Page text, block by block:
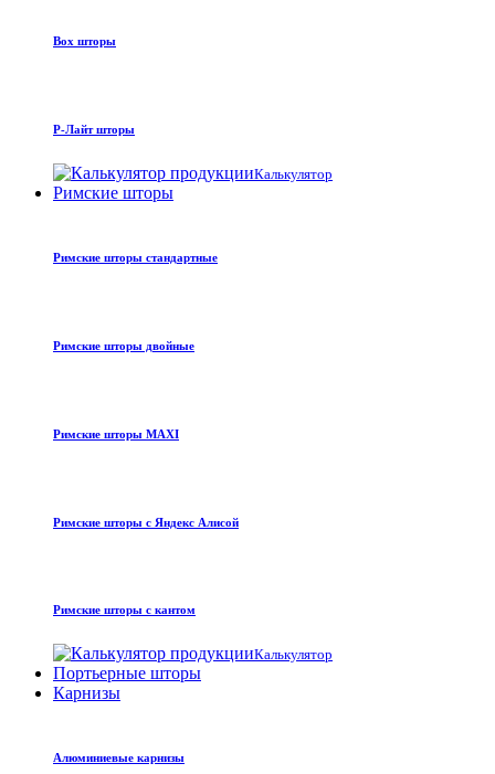
Box шторы
Р-Лайт шторы
Калькулятор
Римские шторы
Римские шторы стандартные
Римские шторы двойные
Римские шторы MAXI
Римские шторы с Яндекс Алисой
Римские шторы с кантом
Калькулятор
Портьерные шторы
Карнизы
Алюминиевые карнизы